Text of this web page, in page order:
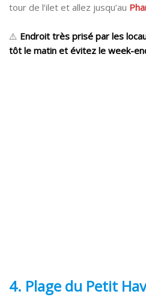
tour de l’ilet et allez jusqu’au
⚠️ Endroit très prisé par les
tôt le matin et évitez le week-
4. Plage du Petit